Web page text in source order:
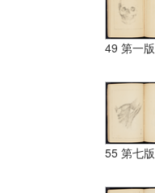
49 第一版
55 第七版